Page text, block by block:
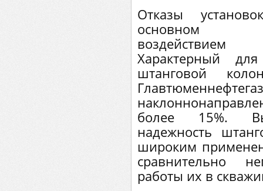
Отказы
основном
воздействием
Характерный
штанговой
более 15%.
надежность
широким
сравнительно
работы их в